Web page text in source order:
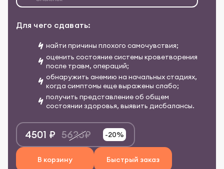
Для чего сдавать:
найти причины плохого самочувствия;
оценить состояние системы кроветворения
после травм, операций;
обнаружить анемию на начальных стадиях,
когда симптомы еще выражены слабо;
получить представление об общем
состоянии здоровья, выявить дисбалансы.
В корзину Быстрый заказ
4501 ₽ 5626₽ -20%